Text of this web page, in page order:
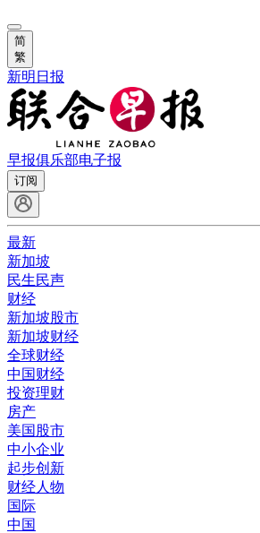
简
繁
新明日报
早报俱乐部电子报
订阅
最新
新加坡
民生民声
财经
新加坡股市
新加坡财经
全球财经
中国财经
投资理财
房产
美国股市
中小企业
起步创新
财经人物
国际
中国